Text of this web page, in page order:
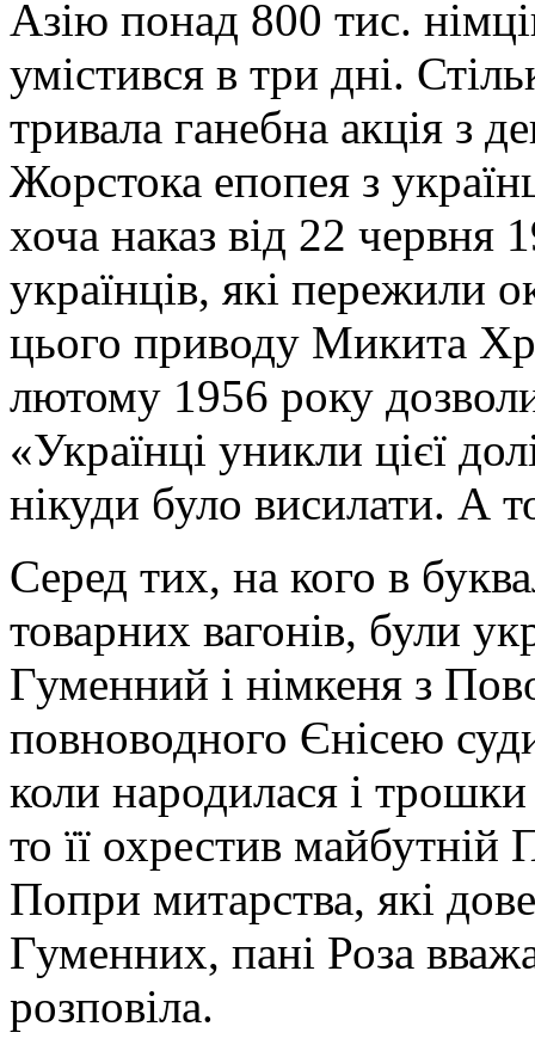
Азію понад 800 тис.
умістився в три дні.
тривала ганебна акція з
Жорстока епопея з
хоча наказ від 22 червня
українців, які пережили
цього приводу Микита
лютому 1956 року
«Українці уникли цієї
нікуди було висилати. А
Серед тих, на кого в
товарних вагонів, були
Гуменний і німкеня з
повноводного Єнісею
коли народилася і
то її охрестив
Попри митарства, які
Гуменних, пані Роза
розповіла.